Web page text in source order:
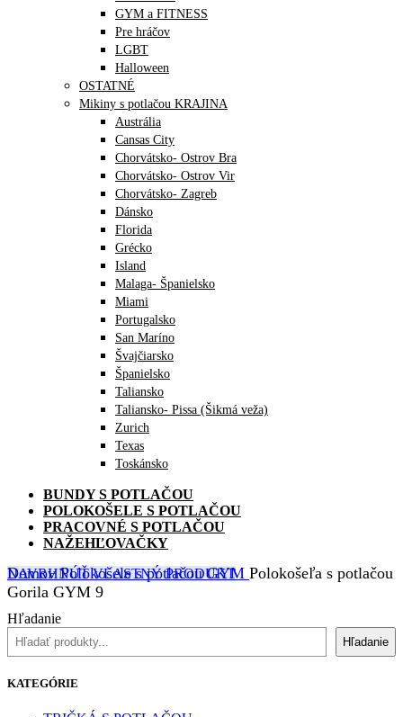
GYM a FITNESS
Pre hráčov
LGBT
Halloween
OSTATNÉ
Mikiny s potlačou KRAJINA
Austrália
Cansas City
Chorvátsko- Ostrov Bra
Chorvátsko- Ostrov Vir
Chorvátsko- Zagreb
Dánsko
Florida
Grécko
Island
Malaga- Španielsko
Miami
Portugalsko
San Maríno
Švajčiarsko
Španielsko
Taliansko
Taliansko- Pissa (Šikmá veža)
Zurich
Texas
Toskánsko
BUNDY S POTLAČOU
POLOKOŠELE S POTLAČOU
PRACOVNÉ S POTLAČOU
NAŽEHĽOVAČKY
NAVRHNÚŤ VLASTNÝ PRODUKT
DomovPolokošele s potlačouGYM Polokošeľa s potlačou
Gorila GYM 9
Hľadanie
Hľadanie
KATEGÓRIE